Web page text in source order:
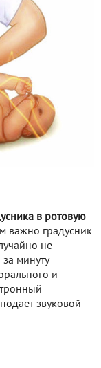
в ротовую
важно градусник
не
минуту
и
звуковой